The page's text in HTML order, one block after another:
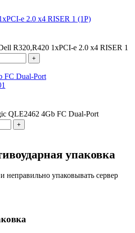
e 2.0 x4 RISER 1 (1P)
R320,R420 1xPCI-e 2.0 x4 RISER 1
+
FC Dual-Port
QLE2462 4Gb FC Dual-Port
+
упаковка
неправильно упаковывать сервер